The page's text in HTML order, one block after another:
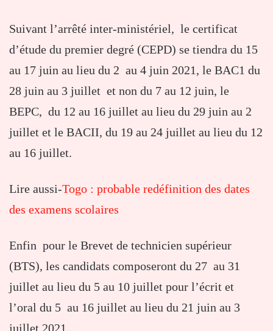
Suivant l’arrêté inter-ministériel, le certificat
d’étude du premier degré (CEPD) se tiendra du 15
au 17 juin au lieu du 2 au 4 juin 2021, le BAC1 du
28 juin au 3 juillet et non du 7 au 12 juin, le
BEPC, du 12 au 16 juillet au lieu du 29 juin au 2
juillet et le BACII, du 19 au 24 juillet au lieu du 12
au 16 juillet.
Lire aussi-Togo : probable redéfinition des dates
des examens scolaires
Enfin pour le Brevet de technicien supérieur
(BTS), les candidats composeront du 27 au 31
juillet au lieu du 5 au 10 juillet pour l’écrit et
l’oral du 5 au 16 juillet au lieu du 21 juin au 3
juillet 2021.